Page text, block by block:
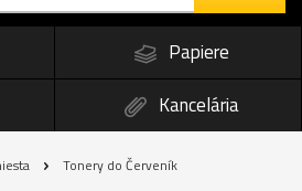
Papiere
Kancelária
Tonery do Červeník